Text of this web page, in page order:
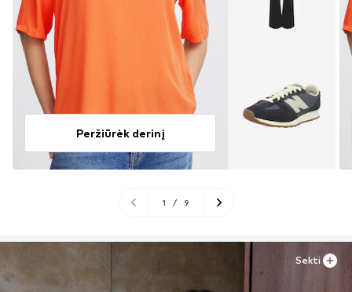
Peržiūrėk derinį
1 / 9
Sekti